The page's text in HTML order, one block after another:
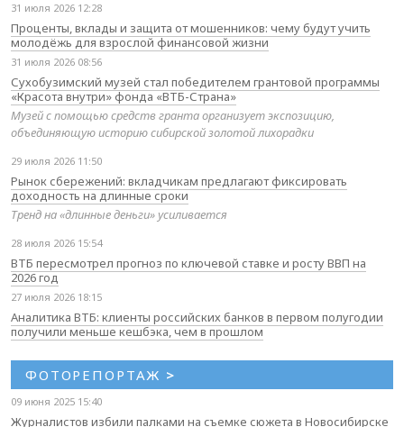
31 июля 2026 12:28
Проценты, вклады и защита от мошенников: чему будут учить
молодёжь для взрослой финансовой жизни
31 июля 2026 08:56
Сухобузимский музей стал победителем грантовой программы
«Красота внутри» фонда «ВТБ-Страна»
Музей с помощью средств гранта организует экспозицию,
объединяющую историю сибирской золотой лихорадки
29 июля 2026 11:50
Рынок сбережений: вкладчикам предлагают фиксировать
доходность на длинные сроки
Тренд на «длинные деньги» усиливается
28 июля 2026 15:54
ВТБ пересмотрел прогноз по ключевой ставке и росту ВВП на
2026 год
27 июля 2026 18:15
Аналитика ВТБ: клиенты российских банков в первом полугодии
получили меньше кешбэка, чем в прошлом
ФОТОРЕПОРТАЖ >
09 июня 2025 15:40
Журналистов избили палками на съемке сюжета в Новосибирске